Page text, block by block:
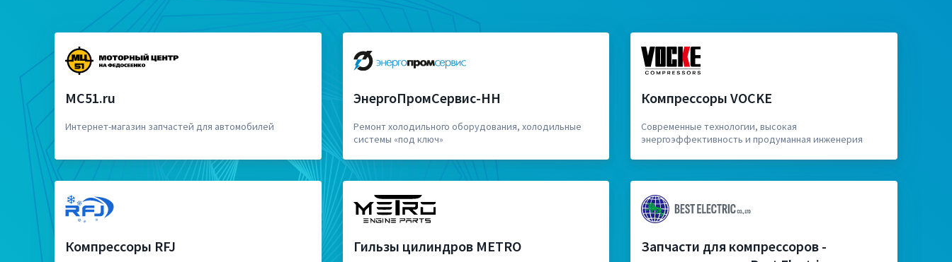
MC51.ru
Интернет-магазин запчастей для автомобилей
ЭнергоПромСервис-НН
Ремонт холодильного оборудования, холодильные
системы «под ключ»
Компрессоры VOCKE
Современные технологии, высокая
энергоэффективность и продуманная инженерия
Компрессоры RFJ Гильзы цилиндров METRO
Запчасти для компрессоров -